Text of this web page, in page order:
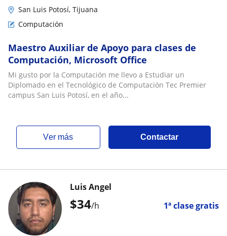
San Luis Potosí, Tijuana
Computación
Maestro Auxiliar de Apoyo para clases de
Computación, Microsoft Office
Mi gusto por la Computación me llevo a Estudiar un
Diplomado en el Tecnológico de Computación Tec Premier
campus San Luis Potosí, en el año...
ver más Contactar
$34/h 1ª clase gratis
Luis Angel